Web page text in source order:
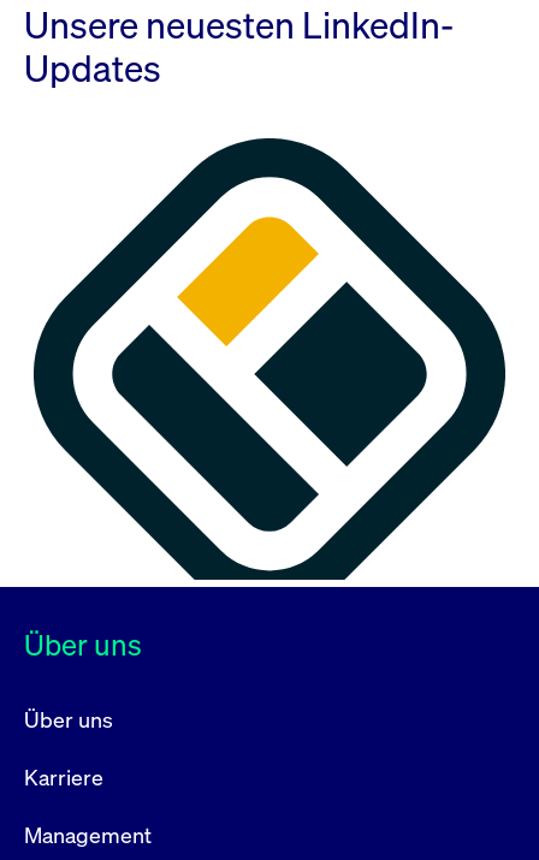
Unsere neuesten LinkedIn-
Updates
Über uns
Über uns
Karriere
Management